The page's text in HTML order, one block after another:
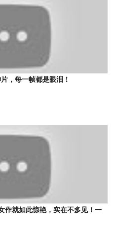
，每一帧都是眼泪！
作就如此惊艳，实在不多见！一